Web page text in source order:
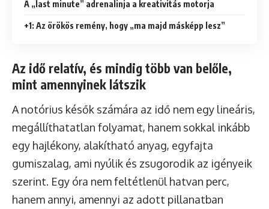
A „last minute” adrenalinja a kreativitás motorja
+1: Az örökös remény, hogy „ma majd másképp lesz”
Az idő relatív, és mindig több van belőle,
mint amennyinek látszik
A notórius késők számára az idő nem egy lineáris,
megállíthatatlan folyamat, hanem sokkal inkább
egy hajlékony, alakítható anyag, egyfajta
gumiszalag, ami nyúlik és zsugorodik az igényeik
szerint. Egy óra nem feltétlenül hatvan perc,
hanem annyi, amennyi az adott pillanatban